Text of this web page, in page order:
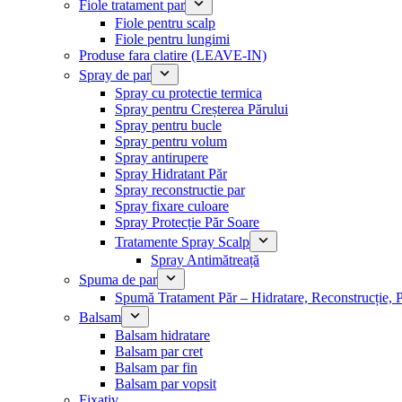
Fiole tratament par
Fiole pentru scalp
Fiole pentru lungimi
Produse fara clatire (LEAVE-IN)
Spray de par
Spray cu protectie termica
Spray pentru Creșterea Părului
Spray pentru bucle
Spray pentru volum
Spray antirupere
Spray Hidratant Păr
Spray reconstructie par
Spray fixare culoare
Spray Protecție Păr Soare
Tratamente Spray Scalp
Spray Antimătreață
Spuma de par
Spumă Tratament Păr – Hidratare, Reconstrucție,
Balsam
Balsam hidratare
Balsam par cret
Balsam par fin
Balsam par vopsit